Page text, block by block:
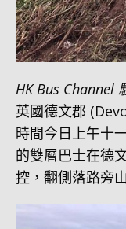
HK Bus Channel
英國德文郡
時間今日上午十
的雙層巴士在德
控，翻側落路旁